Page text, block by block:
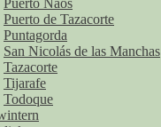
Puerto Naos
Puerto de Tazacorte
Puntagorda
San Nicolás de las Manchas
Tazacorte
Tijarafe
Todoque